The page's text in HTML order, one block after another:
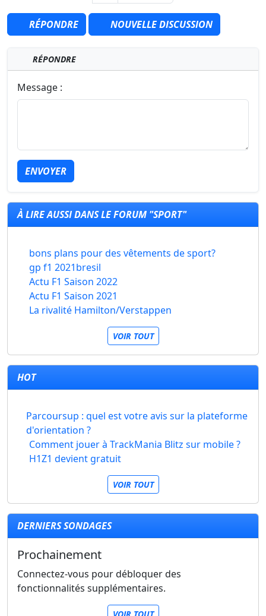
RÉPONDRE NOUVELLE DISCUSSION
RÉPONDRE
Message :
ENVOYER
À LIRE AUSSI DANS LE FORUM "SPORT"
bons plans pour des vêtements de sport?
gp f1 2021bresil
Actu F1 Saison 2022
Actu F1 Saison 2021
La rivalité Hamilton/Verstappen
VOIR TOUT
HOT
Parcoursup : quel est votre avis sur la plateforme
d'orientation ?
Comment jouer à TrackMania Blitz sur mobile ?
H1Z1 devient gratuit
VOIR TOUT
DERNIERS SONDAGES
Prochainement
Connectez-vous pour débloquer des
fonctionnalités supplémentaires.